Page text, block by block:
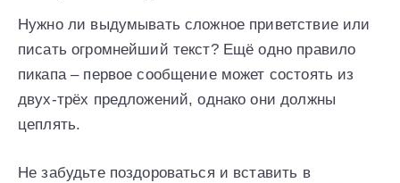
Нужно ли выдумывать сложное приветствие или
писать огромнейший текст? Ещё одно правило
пикапа – первое сообщение может состоять из
двух-трёх предложений, однако они должны
цеплять.
Не забудьте поздороваться и вставить в